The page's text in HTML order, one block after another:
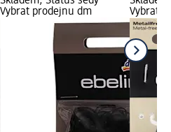
Vybrat prodejnu dm
Vybrat